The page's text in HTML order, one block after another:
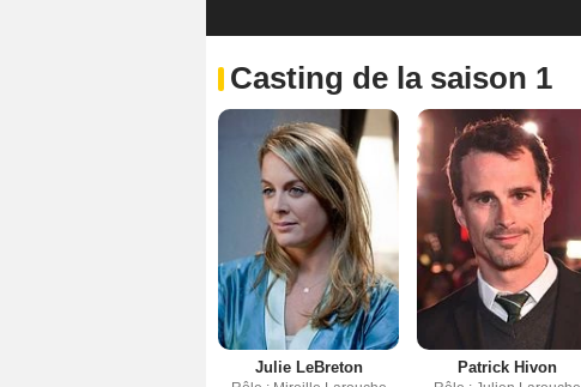
Casting de la saison 1
Julie LeBreton Patrick Hivon